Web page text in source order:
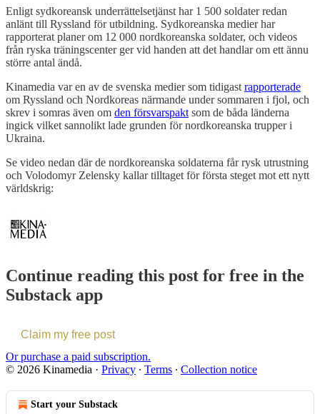
Enligt sydkoreansk underrättelsetjänst har 1 500 soldater redan
anlänt till Ryssland för utbildning. Sydkoreanska medier har
rapporterat planer om 12 000 nordkoreanska soldater, och videos
från ryska träningscenter ger vid handen att det handlar om ett ännu
större antal ändå.
Kinamedia var en av de svenska medier som tidigast rapporterade
om Ryssland och Nordkoreas närmande under sommaren i fjol, och
skrev i somras även om den försvarspakt som de båda länderna
ingick vilket sannolikt lade grunden för nordkoreanska trupper i
Ukraina.
Se video nedan där de nordkoreanska soldaterna får rysk utrustning
och Volodomyr Zelensky kallar tilltaget för första steget mot ett nytt
världskrig:
Continue reading this post for free in the
Substack app
Claim my free post
Or purchase a paid subscription.
© 2026 Kinamedia · Privacy ∙ Terms ∙ Collection notice
Start your Substack